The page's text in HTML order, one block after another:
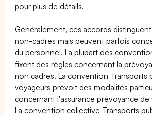
pour plus de détails.
Généralement, ces accords
non-cadres mais peuvent parfois
du personnel. La plupart des
fixent des règles concernant la
non cadres. La convention Transports
voyageurs prévoit des modalités
concernant l'assurance prévoyance de
La convention collective Transports